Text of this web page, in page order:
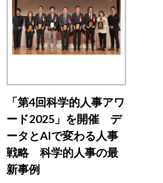
「第4回科学的人事アワ
ード2025」を開催 デ
ータとAIで変わる人事
戦略 科学的人事の最
新事例